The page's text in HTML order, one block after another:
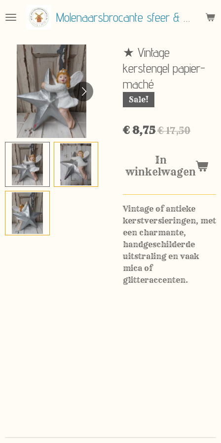
direct
hoofdinhoud
Molenaarsbrocante sfeer & meer
★ Vintage
kerstengel papier-
maché
Sale!
€ 8,75€ 17,50
In
winkelwagen
Vintage of antieke
kerstversieringen, met
een charmante,
handgeschilderde
uitstraling en vaak
mica of
glitteraccenten.